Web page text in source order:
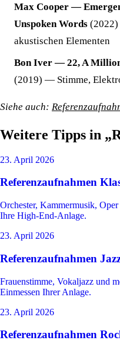
Max Cooper —
Unspoken Words
akustischen Elementen
Bon Iver — 22, A
(2019) — Stimme,
Siehe auch:
Weitere Tipps in
23. April 2026
Referenzaufnahmen
Orchester, Kammermusik,
Ihre High-End-Anlage.
23. April 2026
Referenzaufnahmen
Frauenstimme, Vokaljazz und
Einmessen Ihrer Anlage.
23. April 2026
Referenzaufnahmen